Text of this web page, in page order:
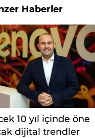
Haberler
10 yıl içinde öne
dijital trendler